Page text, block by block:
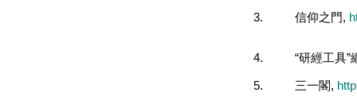
3.信仰之門,
4.“研經工具”
5. 三一閣,